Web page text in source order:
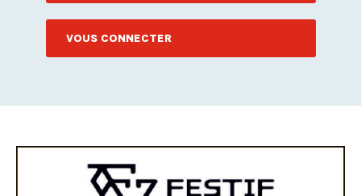
VOUS CONNECTER